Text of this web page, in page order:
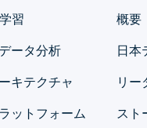
習
ータ分析
キテクチャ
ットフォーム
概要
日本
リー
スト